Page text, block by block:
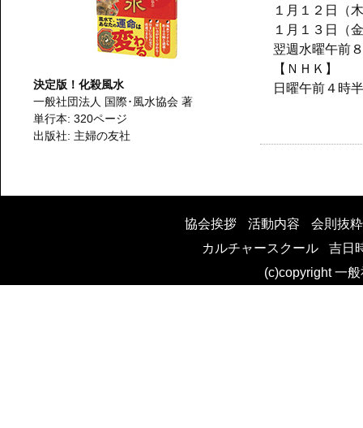
決定版！化殺風水
一般社団法人 国際･風水協会 著
単行本: 320ページ
出版社: 主婦の友社
１月１２日（
１月１３日（
翌週水曜午前
【ＮＨＫ】
日曜午前４時
稿
ナ
協会挨拶 活動内容
会則抜粋
カルチャースクール
吉日
(c)copyright 一